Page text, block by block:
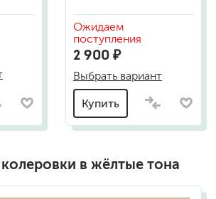
Ожидаем
поступления
2 900 ₽
Выбрать вариант
Купить
в жёлтые тона